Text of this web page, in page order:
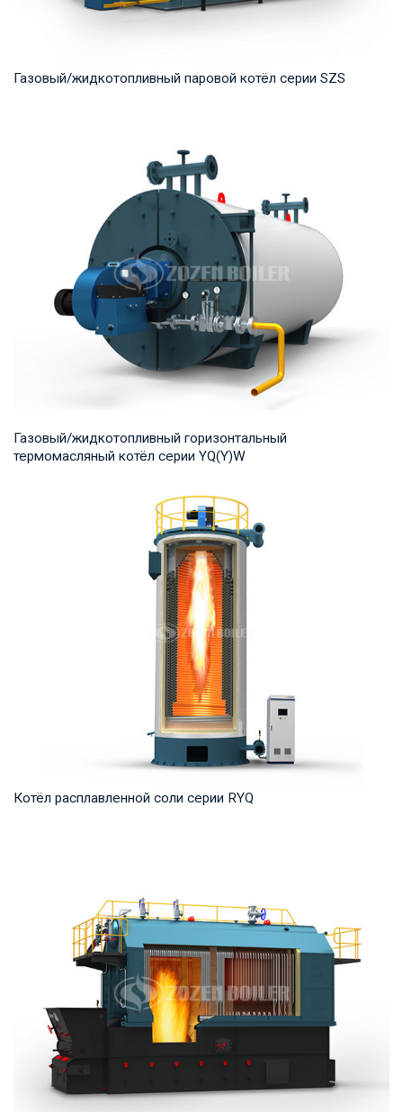
Газовый/жидкотопливный паровой котёл серии SZS
продукта: 10-50 т/ч Температура на выходе...
Газовый/жидкотопливный горизонтальный
термомасляный котёл серии YQ(Y)W
мощность продукта: 700-14,000 кВт Температур...
Котёл расплавленной соли серии RYQ